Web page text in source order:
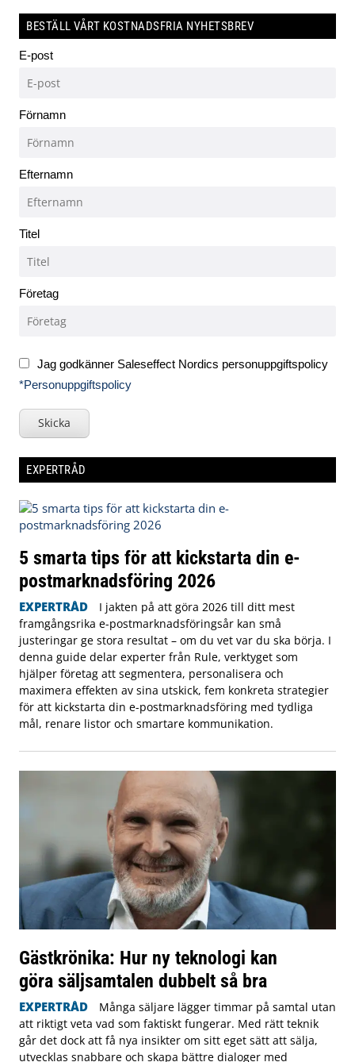
BESTÄLL VÅRT KOSTNADSFRIA NYHETSBREV
E-post
Förnamn
Efternamn
Titel
Företag
Jag godkänner Saleseffect Nordics personuppgiftspolicy
*Personuppgiftspolicy
Skicka
EXPERTRÅD
5 smarta tips för att kickstarta din e-
postmarknadsföring 2026
EXPERTRÅD
I jakten på att göra 2026 till ditt mest
framgångsrika e-postmarknadsföringsår kan små
justeringar ge stora resultat – om du vet var du ska börja. I
denna guide delar experter från Rule, verktyget som
hjälper företag att segmentera, personalisera och
maximera effekten av sina utskick, fem konkreta strategier
för att kickstarta din e-postmarknadsföring med tydliga
mål, renare listor och smartare kommunikation.
Gästkrönika: Hur ny teknologi kan
göra säljsamtalen dubbelt så bra
EXPERTRÅD
Många säljare lägger timmar på samtal utan
att riktigt veta vad som faktiskt fungerar. Med rätt teknik
går det dock att få nya insikter om sitt eget sätt att sälja,
utvecklas snabbare och skapa bättre dialoger med